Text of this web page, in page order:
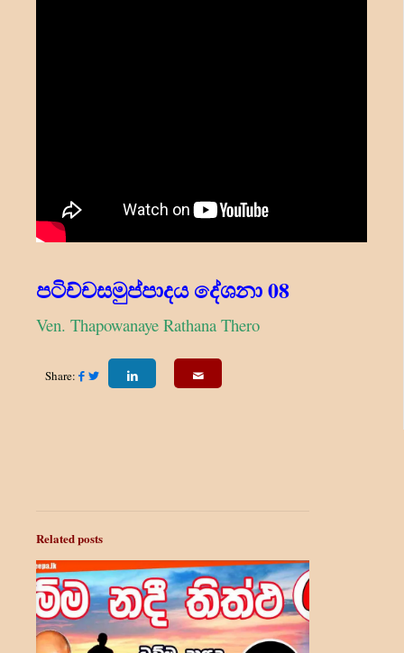
පටිච්චසමුප්පාදය දේශනා 08
Ven. Thapowanaye Rathana Thero
Share:
Related posts